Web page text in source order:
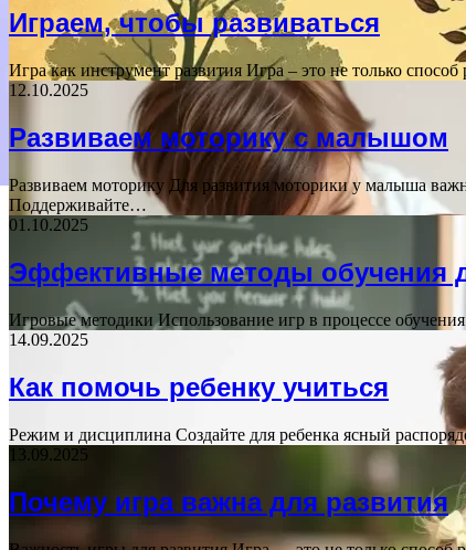
Играем, чтобы развиваться
Игра как инструмент развития Игра – это не только
12.10.2025
Развиваем моторику с малышом
Развиваем моторику Для развития моторики у малыша
Поддерживайте…
01.10.2025
Эффективные методы обучения
Игровые методики Использование игр в процессе
14.09.2025
Как помочь ребенку учиться
Режим и дисциплина Создайте для ребенка ясный
13.09.2025
Почему игра важна для развития